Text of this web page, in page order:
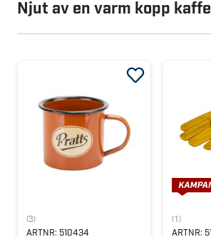
Njut av en varm kopp
(3)
ARTNR: 510434
(1)
ARTNR: